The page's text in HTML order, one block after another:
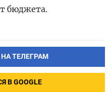
бюджета.
ТЕЛЕГРАМ
В GOOGLE